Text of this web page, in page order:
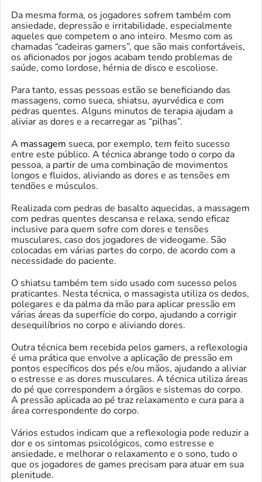
Da mesma forma, os jogadores sofrem também com
ansiedade, depressão e irritabilidade, especialmente
aqueles que competem o ano inteiro. Mesmo com as
chamadas “cadeiras gamers”, que são mais confortáveis,
os aficionados por jogos acabam tendo problemas de
saúde, como lordose, hérnia de disco e escoliose.
Para tanto, essas pessoas estão se beneficiando das
massagens, como sueca, shiatsu, ayurvédica e com
pedras quentes. Alguns minutos de terapia ajudam a
aliviar as dores e a recarregar as “pilhas”.
A massagem sueca, por exemplo, tem feito sucesso
entre este público. A técnica abrange todo o corpo da
pessoa, a partir de uma combinação de movimentos
longos e fluidos, aliviando as dores e as tensões em
tendões e músculos.
Realizada com pedras de basalto aquecidas, a massagem
com pedras quentes descansa e relaxa, sendo eficaz
inclusive para quem sofre com dores e tensões
musculares, caso dos jogadores de videogame. São
colocadas em várias partes do corpo, de acordo com a
necessidade do paciente.
O shiatsu também tem sido usado com sucesso pelos
praticantes. Nesta técnica, o massagista utiliza os dedos,
polegares e da palma da mão para aplicar pressão em
várias áreas da superfície do corpo, ajudando a corrigir
desequilíbrios no corpo e aliviando dores.
Outra técnica bem recebida pelos gamers, a reflexologia
é uma prática que envolve a aplicação de pressão em
pontos específicos dos pés e/ou mãos, ajudando a aliviar
o estresse e as dores musculares. A técnica utiliza áreas
do pé que correspondem a órgãos e sistemas do corpo.
A pressão aplicada ao pé traz relaxamento e cura para a
área correspondente do corpo.
Vários estudos indicam que a reflexologia pode reduzir a
dor e os sintomas psicológicos, como estresse e
ansiedade, e melhorar o relaxamento e o sono, tudo o
que os jogadores de games precisam para atuar em sua
plenitude.